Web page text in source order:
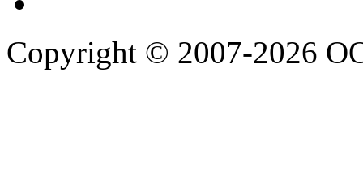
Copyright © 2007-2026